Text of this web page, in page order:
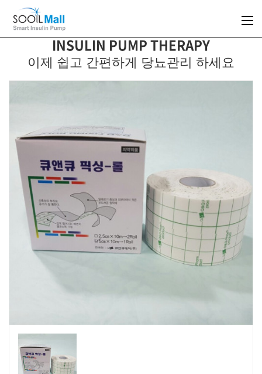
INSULIN PUMP THERAPY
이제 쉽고 간편하게 당뇨관리 하세요